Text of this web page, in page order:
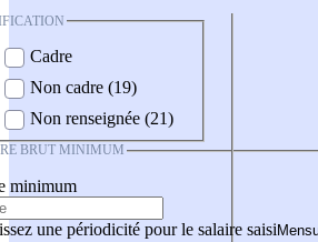
Cadre
Non cadre (19)
Non renseignée (21)
BRUT MINIMUM
minimum
une périodicité pour le salaire saisi